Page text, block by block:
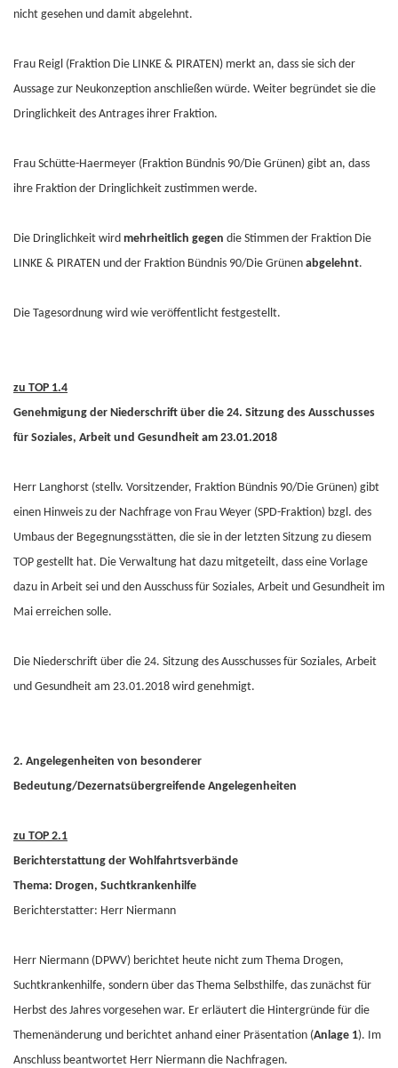
nicht gesehen und damit abgelehnt.
Frau Reigl (Fraktion Die LINKE & PIRATEN) merkt an, dass sie sich der
Aussage zur Neukonzeption anschließen würde. Weiter begründet sie die
Dringlichkeit des Antrages ihrer Fraktion.
Frau Schütte-Haermeyer (Fraktion Bündnis 90/Die Grünen) gibt an, dass
ihre Fraktion der Dringlichkeit zustimmen werde.
Die Dringlichkeit wird mehrheitlich gegen die Stimmen der Fraktion Die
LINKE & PIRATEN und der Fraktion Bündnis 90/Die Grünen abgelehnt.
Die Tagesordnung wird wie veröffentlicht festgestellt.
zu TOP 1.4
Genehmigung der Niederschrift über die 24. Sitzung des Ausschusses
für Soziales, Arbeit und Gesundheit am 23.01.2018
Herr Langhorst (stellv. Vorsitzender, Fraktion Bündnis 90/Die Grünen) gibt
einen Hinweis zu der Nachfrage von Frau Weyer (SPD-Fraktion) bzgl. des
Umbaus der Begegnungsstätten, die sie in der letzten Sitzung zu diesem
TOP gestellt hat. Die Verwaltung hat dazu mitgeteilt, dass eine Vorlage
dazu in Arbeit sei und den Ausschuss für Soziales, Arbeit und Gesundheit im
Mai erreichen solle.
Die Niederschrift über die 24. Sitzung des Ausschusses für Soziales, Arbeit
und Gesundheit am 23.01.2018 wird genehmigt.
2. Angelegenheiten von besonderer
Bedeutung/Dezernatsübergreifende Angelegenheiten
zu TOP 2.1
Berichterstattung der Wohlfahrtsverbände
Thema: Drogen, Suchtkrankenhilfe
Berichterstatter: Herr Niermann
Herr Niermann (DPWV) berichtet heute nicht zum Thema Drogen,
Suchtkrankenhilfe, sondern über das Thema Selbsthilfe, das zunächst für
Herbst des Jahres vorgesehen war. Er erläutert die Hintergründe für die
Themenänderung und berichtet anhand einer Präsentation (Anlage 1). Im
Anschluss beantwortet Herr Niermann die Nachfragen.